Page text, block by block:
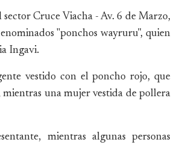
Cruce Viacha - Av. 6 de Marzo,
"ponchos wayruru", quien
Ingavi.
vestido con el poncho rojo, que
una mujer vestida de pollera
mientras algunas personas